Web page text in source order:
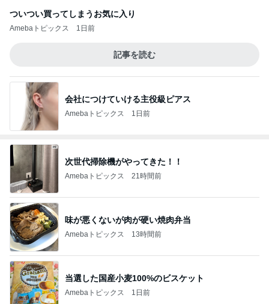
ついつい買ってしまうお気に入り
Amebaトピックス 1日前
記事を読む
会社につけていける主役級ピアス
Amebaトピックス 1日前
次世代掃除機がやってきた！！
Amebaトピックス 21時間前
味が悪くないが肉が硬い焼肉弁当
Amebaトピックス 13時間前
当選した国産小麦100%のビスケット
Amebaトピックス 1日前